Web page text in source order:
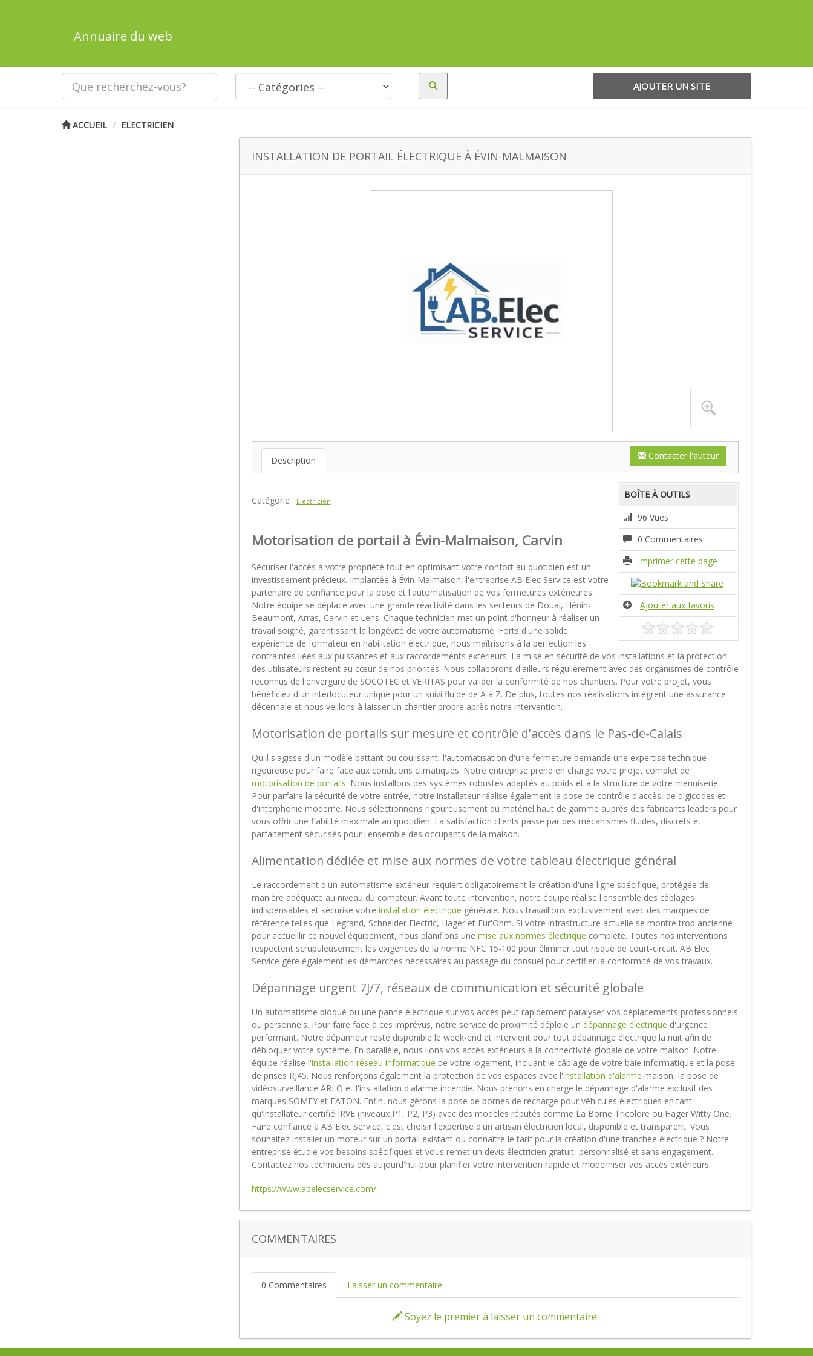
Annuaire du web
AJOUTER UN SITE
ACCUEIL ELECTRICIEN
INSTALLATION DE PORTAIL ÉLECTRIQUE À ÉVIN-MALMAISON
Contacter l'auteur
Description
BOÎTE À OUTILS
96 Vues
0 Commentaires
Imprimer cette page
Ajouter aux favoris
Catégorie : Electricien
Motorisation de portail à Évin-Malmaison, Carvin
Sécuriser l'accès à votre propriété tout en optimisant votre confort au quotidien est un
investissement précieux. Implantée à Évin-Malmaison, l'entreprise AB Elec Service est votre
partenaire de confiance pour la pose et l'automatisation de vos fermetures extérieures.
Notre équipe se déplace avec une grande réactivité dans les secteurs de Douai, Hénin-
Beaumont, Arras, Carvin et Lens. Chaque technicien met un point d'honneur à réaliser un
travail soigné, garantissant la longévité de votre automatisme. Forts d'une solide
expérience de formateur en habilitation électrique, nous maîtrisons à la perfection les
contraintes liées aux puissances et aux raccordements extérieurs. La mise en sécurité de vos installations et la protection
des utilisateurs restent au cœur de nos priorités. Nous collaborons d'ailleurs régulièrement avec des organismes de contrôle
reconnus de l'envergure de SOCOTEC et VERITAS pour valider la conformité de nos chantiers. Pour votre projet, vous
bénéficiez d'un interlocuteur unique pour un suivi fluide de A à Z. De plus, toutes nos réalisations intègrent une assurance
décennale et nous veillons à laisser un chantier propre après notre intervention.
Motorisation de portails sur mesure et contrôle d'accès dans le Pas-de-Calais
Qu'il s'agisse d'un modèle battant ou coulissant, l'automatisation d'une fermeture demande une expertise technique
rigoureuse pour faire face aux conditions climatiques. Notre entreprise prend en charge votre projet complet de
motorisation de portails. Nous installons des systèmes robustes adaptés au poids et à la structure de votre menuiserie.
Pour parfaire la sécurité de votre entrée, notre installateur réalise également la pose de contrôle d'accès, de digicodes et
d'interphonie moderne. Nous sélectionnons rigoureusement du matériel haut de gamme auprès des fabricants leaders pour
vous offrir une fiabilité maximale au quotidien. La satisfaction clients passe par des mécanismes fluides, discrets et
parfaitement sécurisés pour l'ensemble des occupants de la maison.
Alimentation dédiée et mise aux normes de votre tableau électrique général
Le raccordement d'un automatisme extérieur requiert obligatoirement la création d'une ligne spécifique, protégée de
manière adéquate au niveau du compteur. Avant toute intervention, notre équipe réalise l'ensemble des câblages
indispensables et sécurise votre installation électrique générale. Nous travaillons exclusivement avec des marques de
référence telles que Legrand, Schneider Electric, Hager et Eur'Ohm. Si votre infrastructure actuelle se montre trop ancienne
pour accueillir ce nouvel équipement, nous planifions une mise aux normes électrique complète. Toutes nos interventions
respectent scrupuleusement les exigences de la norme NFC 15-100 pour éliminer tout risque de court-circuit. AB Elec
Service gère également les démarches nécessaires au passage du consuel pour certifier la conformité de vos travaux.
Dépannage urgent 7J/7, réseaux de communication et sécurité globale
Un automatisme bloqué ou une panne électrique sur vos accès peut rapidement paralyser vos déplacements professionnels
ou personnels. Pour faire face à ces imprévus, notre service de proximité déploie un dépannage électrique d'urgence
performant. Notre dépanneur reste disponible le week-end et intervient pour tout dépannage électrique la nuit afin de
débloquer votre système. En parallèle, nous lions vos accès extérieurs à la connectivité globale de votre maison. Notre
équipe réalise l'installation réseau informatique de votre logement, incluant le câblage de votre baie informatique et la pose
de prises RJ45. Nous renforçons également la protection de vos espaces avec l'installation d'alarme maison, la pose de
vidéosurveillance ARLO et l'installation d'alarme incendie. Nous prenons en charge le dépannage d'alarme exclusif des
marques SOMFY et EATON. Enfin, nous gérons la pose de bornes de recharge pour véhicules électriques en tant
qu'installateur certifié IRVE (niveaux P1, P2, P3) avec des modèles réputés comme La Borne Tricolore ou Hager Witty One.
Faire confiance à AB Elec Service, c'est choisir l'expertise d'un artisan électricien local, disponible et transparent. Vous
souhaitez installer un moteur sur un portail existant ou connaître le tarif pour la création d'une tranchée électrique ? Notre
entreprise étudie vos besoins spécifiques et vous remet un devis électricien gratuit, personnalisé et sans engagement.
Contactez nos techniciens dès aujourd'hui pour planifier votre intervention rapide et moderniser vos accès extérieurs.
https://www.abelecservice.com/
COMMENTAIRES
0 Commentaires Laisser un commentaire
Soyez le premier à laisser un commentaire